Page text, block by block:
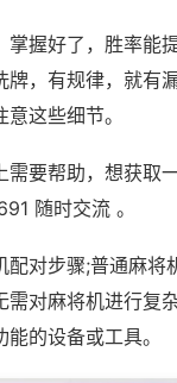
掌握好了，胜率能
牌，有规律，就有
这些细节。
需要帮助，想获取
随时交流 。
配对步骤;普通麻将
需对麻将机进行复
的设备或工具。